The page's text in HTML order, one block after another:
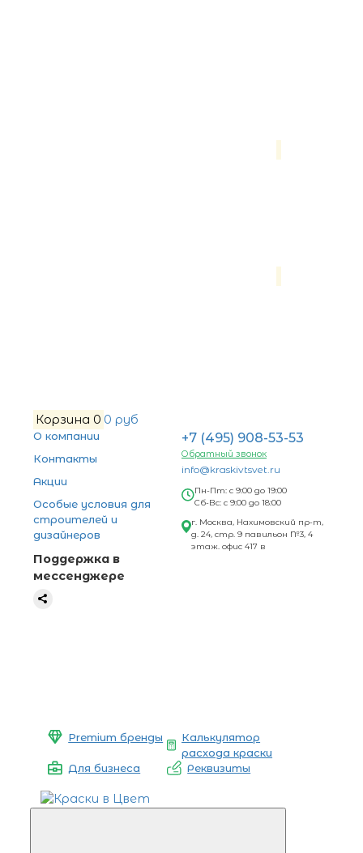
Корзина 0 0 руб
О компании
Контакты
Акции
Особые условия для
строителей и
дизайнеров
Поддержка в
мессенджере
+7 (495) 908-53-53
Обратный звонок
info@kraskivtsvet.ru
Пн-Пт: с 9:00 до 19:00
Сб-Вс: с 9:00 до 18:00
г. Москва, Нахимовский пр-т,
д. 24, стр. 9 павильон №3, 4
этаж. офис 417 в
Premium бренды
Калькулятор
расхода краски
Для бизнеса
Реквизиты